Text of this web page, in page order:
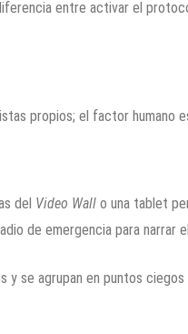
entre activar el
propios; el factor humano
del Video Wall o una tablet
de emergencia para narrar
y se agrupan en puntos